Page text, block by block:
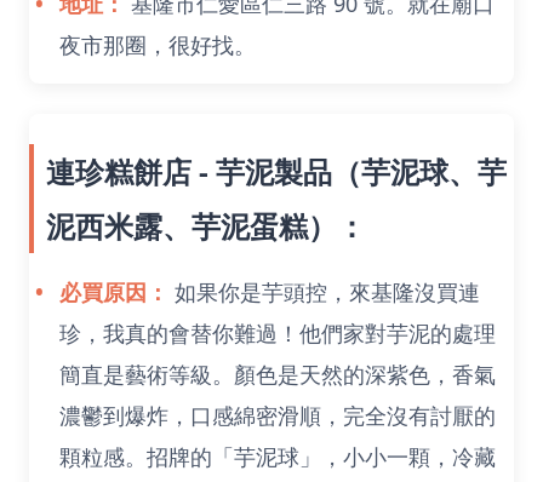
夜市那圈，很好找。
連珍糕餅店 - 芋泥製品（芋泥球、芋
泥西米露、芋泥蛋糕）：
必買原因： 如果你是芋頭控，來基隆沒買連
珍，我真的會替你難過！他們家對芋泥的處理
簡直是藝術等級。顏色是天然的深紫色，香氣
濃鬱到爆炸，口感綿密滑順，完全沒有討厭的
顆粒感。招牌的「芋泥球」，小小一顆，冷藏